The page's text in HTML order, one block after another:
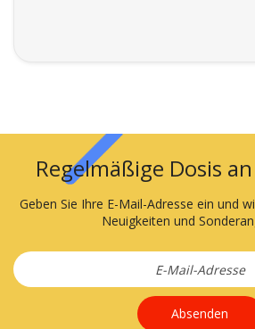
Regelmäßige Dosis
Geben Sie Ihre E-Mail-Adresse ein und
Neuigkeiten und
Absenden